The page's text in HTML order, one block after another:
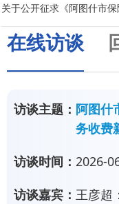
在线访谈
访谈主题： 阿图什
务收费
访谈时间： 2026-
访谈嘉宾： 王彦超